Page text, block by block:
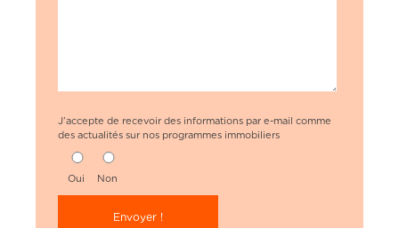
J’accepte de recevoir des informations par e-mail comme
des actualités sur nos programmes immobiliers
Oui Non